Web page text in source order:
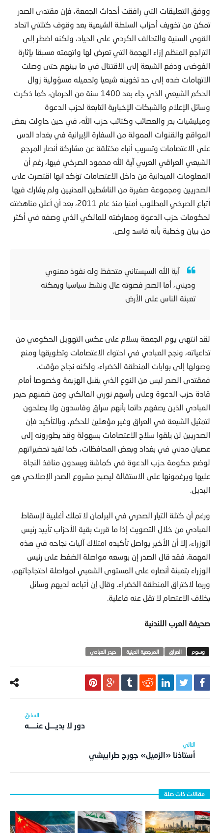
تمكن من تخويف أحزاب السلطة الشيعية بعد وقوف كتلتي اتحاد
القوى السنية والتحالف الكردي على الحياد، ولكنه اضطر إلى
التراجع المنظم إزاء الهجمة التي تعرض لها واتهمته مسبقا بإثارة
الفوضى ودفع الشيعة إلى الاقتتال في ما بينهم حتى وصلت
الاتهامات ضده إلى حد تخوينه شيعيا وتحميله مسؤولية زوال
الحكم الشيعي الذي جاء بعد 1400 سنة من الحرمان، كما ذكرت
وسائل الإعلام والشبكات الإخبارية التابعة لحزب الدعوة
وميليشيات بدر والعصائب وكتائب حزب الله، في حين حاولت بعض
المواقع والقنوات الممولة من السفارة الإيرانية في بغداد الدس
على الاعتصامات وتسريب أنباء مختلقة عن مشاركة أنصار المرجع
الشيعي العراقي العربي آية الله محمود الصرخي فيها، رغم أن
المعلومات الميدانية من داخل الاعتصامات تؤكد انها اقتصرت على
الصدريين ومجموعة صغيرة من الناشطين المدنيين ولم يشارك فيها
أتباع الصرخي المطلوب أمنيا منذ عام 2011، بعد أن أعلن مناهضته
لحكومات حزب الدعوة ومعارضته للمالكي الذي وصفه في أكثر
من بيان وخطبة بأنه فاسد ولص.
وديني، أما الصدر فصوته عال ونشط سياسيا ويمكنه
تعبئة الناس على الأرض
تداعياته، ونجح العبادي في احتواء الاعتصامات وتطويقها ومنع
وصولها إلى بوابات المنطقة الخضراء، ولكنه نجاح مؤقت،
فمقتدى الصدر ليس من النوع الذي يقبل الهزيمة وخصوصا أمام
قادة حزب الدعوة وعلى رأسهم نوري المالكي ومن ضمنهم حيدر
العبادي الذين يصفهم دائما بأنهم سراق وفاسدون ولا يصلحون
لتمثيل الشيعة في العراق وغير مؤهلين للحكم، وبالتأكيد فإن
الصدريين لن يلقوا سلاح الاعتصامات بسهولة وقد يطورونه إلى
عصيان مدني في بغداد وبعض المحافظات، كما تفيد تحضيراتهم
لوضع حكومة حزب الدعوة في كماشة ويسدون منافذ النجاة
عليها ويرغمونها على الاستقالة ليصبح مشروع الصدر الإصلاحي هو
البديل.
العبادي من خلال التصويت إذا ما قررت بقية الأحزاب تأييد رئيس
الوزراء، إلا أن الأخير يواصل تأكيده امتلاك آليات نجاحه في هذه
المهمة. فقد قال الصدر إن بوسعه مواصلة الضغط على رئيس
الوزراء بتعبئة أنصاره على المستوى الشعبي لمواصلة احتجاجاتهم،
وربما لاختراق المنطقة الخضراء. وقال إن أتباعه لديهم وسائل
بخلاف الاعتصام لا تقل عنه فاعلية.
دور لا بديــــل عنـــــه
أستاذنا «الزميل» جورج طرابيشي